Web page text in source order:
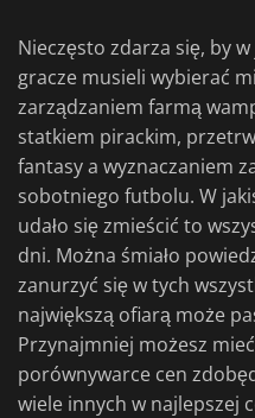
Nieczęsto zdarza się, by
gracze musieli wybierać
zarządzaniem farmą
statkiem pirackim,
fantasy a wyznaczaniem
sobotniego futbolu. W
udało się zmieścić to
dni. Można śmiało
zanurzyć się w tych
największą ofiarą może
Przynajmniej możesz
porównywarce cen
wiele innych w najlepszej